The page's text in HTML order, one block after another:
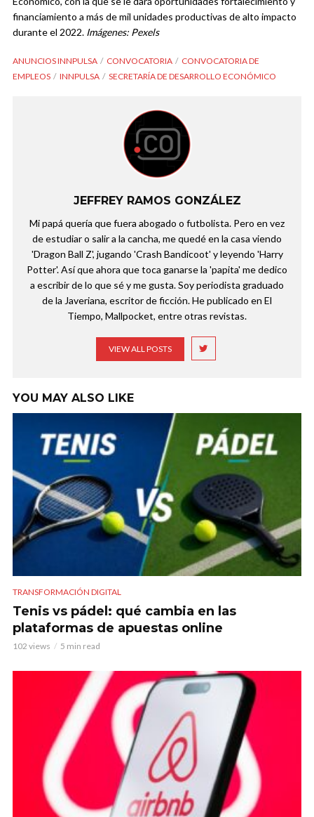
financiamiento a más de mil unidades productivas de alto impacto
durante el 2022. Imágenes: Pexels
ANUNCIOS INNPULSA CONVOCATORIA
CONVOCATORIA DE
EMPLEOS
INNPULSA SECRETARÍA DE DESARROLLO ECONÓMICO
JEFFREY RAMOS GONZÁLEZ
Mi papá quería que fuera abogado o futbolista. Pero en vez
de estudiar o salir a la cancha, me quedé en la casa viendo
'Dragon Ball Z', jugando 'Crash Bandicoot' y leyendo 'Harry
Potter'. Así que ahora que toca ganarse la 'papita' me dedico
a escribir de lo que sé y me gusta. Soy periodista graduado
de la Javeriana, escritor de ficción. He publicado en El
Tiempo, Mallpocket, entre otras revistas.
VIEW ALL POSTS
YOU MAY ALSO LIKE
TRANSFORMACIÓN DIGITAL
Tenis vs pádel: qué cambia en las
plataformas de apuestas online
102 views 5 min read